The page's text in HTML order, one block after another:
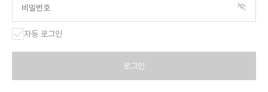
자동 로그인
로그인